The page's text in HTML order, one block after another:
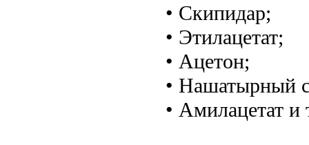
• Скипидар;
• Этилацетат;
• Ацетон;
• Нашатырный
• Амилацетат и